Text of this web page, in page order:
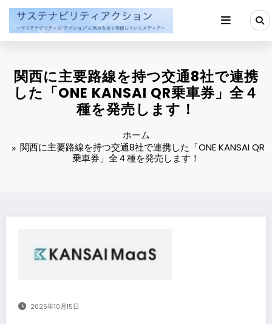
ン
関西に主要路線を持つ交通8社で連携
した「ONE KANSAI QR乗車券」全４
種を発売します！
ホーム
関西に主要路線を持つ交通8社で連携した「ONE KANSAI QR
乗車券」全４種を発売します！
2025年10月15日